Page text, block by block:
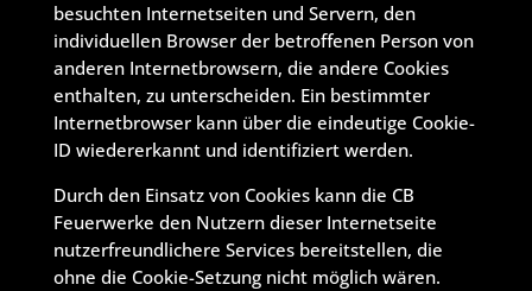
besuchten Internetseiten und Servern, den
individuellen Browser der betroffenen Person von
anderen Internetbrowsern, die andere Cookies
enthalten, zu unterscheiden. Ein bestimmter
Internetbrowser kann über die eindeutige Cookie-
ID wiedererkannt und identifiziert werden.
Durch den Einsatz von Cookies kann die CB
Feuerwerke den Nutzern dieser Internetseite
nutzerfreundlichere Services bereitstellen, die
ohne die Cookie-Setzung nicht möglich wären.